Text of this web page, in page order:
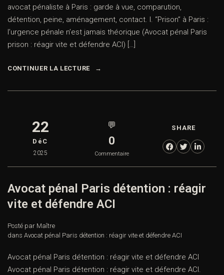
avocat pénaliste à Paris : garde à vue, comparution,
détention, peine, aménagement, contact. I. “Prison” à Paris :
l’urgence pénale n’est jamais théorique (Avocat pénal Paris
prison : réagir vite et défendre ACI) […]
CONTINUER LA LECTURE
22
DéC
2025
💬
0
Commentaire
SHARE
Avocat pénal Paris détention : réagir
vite et défendre ACI
Posté par Maître
dans Avocat pénal Paris détention : réagir vite et défendre ACI
Avocat pénal Paris détention : réagir vite et défendre ACI
Avocat pénal Paris détention : réagir vite et défendre ACI.